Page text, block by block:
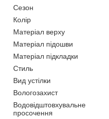
Сезон
Колір
Матеріал верху
Матеріал підошви
Матеріал підкладки
Стиль
Вид устілки
Вологозахист
Водовідштовхувальне
просочення